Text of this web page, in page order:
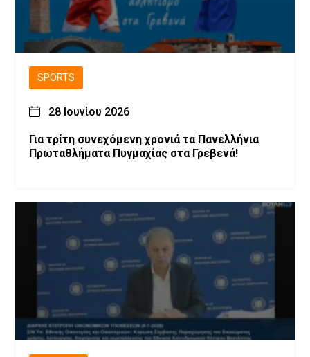
SPORTS
28 Ιουνίου 2026
Για τρίτη συνεχόμενη χρονιά τα Πανελλήνια
Πρωταθλήματα Πυγμαχίας στα Γρεβενά!